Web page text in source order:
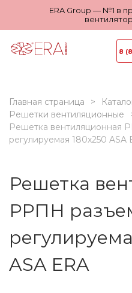
ERA Group — №1 в
8
Главная страница
Решетки вентиляционные
Решетка вентиляционная
регулируемая 180х250 ASA
Решетка
РРПН
ASA ERA